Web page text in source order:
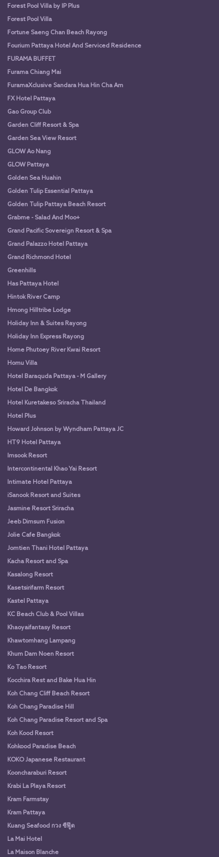
Forest Pool Villa by IP Plus
Forest Pool Villa
Fortune Saeng Chan Beach Rayong
Fourium Pattaya Hotel And Serviced Residence
FURAMA BUFFET
Furama Chiang Mai
FuramaXclusive Sandara Hua Hin Cha Am
FX Hotel Pattaya
Gao Group Club
Garden Cliff Resort & Spa
Garden Sea View Resort
GLOW Ao Nang
GLOW Pattaya
Golden Sea Huahin
Golden Tulip Essential Pattaya
Golden Tulip Pattaya Beach Resort
Grabme - Salad And Moo+
Grand Pacific Sovereign Resort & Spa
Grand Palazzo Hotel Pattaya
Grand Richmond Hotel
Greenhills
Has Pattaya Hotel
Hintok River Camp
Hmong Hilltribe Lodge
Holiday Inn & Suites Rayong
Holiday Inn Express Rayong
Home Phutoey River Kwai Resort
Homu Villa
Hotel Baraquda Pattaya - M Gallery
Hotel De Bangkok
Hotel Kuretakeso Sriracha Thailand
Hotel Plus
Howard Johnson by Wyndham Pattaya JC
HT9 Hotel Pattaya
Imsook Resort
Intercontinental Khao Yai Resort
Intimate Hotel Pattaya
iSanook Resort and Suites
Jasmine Resort Sriracha
Jeeb Dimsum Fusion
Jolie Cafe Bangkok
Jomtien Thani Hotel Pattaya
Kacha Resort and Spa
Kasalong Resort
Kasetsirifarm Resort
Kastel Pattaya
KC Beach Club & Pool Villas
Khaoyaifantasy Resort
Khawtomhang Lampang
Khum Dam Noen Resort
Ko Tao Resort
Kocchira Rest and Bake Hua Hin
Koh Chang Cliff Beach Resort
Koh Chang Paradise Hill
Koh Chang Paradise Resort and Spa
Koh Kood Resort
Kohkood Paradise Beach
KOKO Japanese Restaurant
Kooncharaburi Resort
Krabi La Playa Resort
Kram Farmstay
Kram Pattaya
Kuang Seafood กวง ซีฟู๊ด
La Mai Hotel
La Maison Blanche